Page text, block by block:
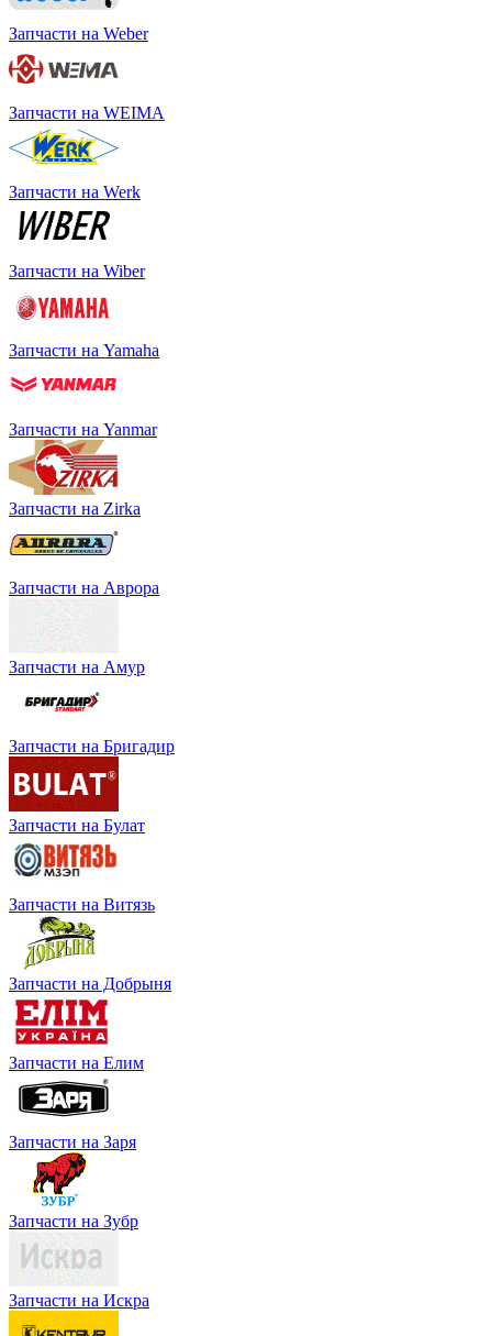
Запчасти на Weber
Запчасти на WEIMA
Запчасти на Werk
Запчасти на Wiber
Запчасти на Yamaha
Запчасти на Yanmar
Запчасти на Zirka
Запчасти на Аврора
Запчасти на Амур
Запчасти на Бригадир
Запчасти на Булат
Запчасти на Витязь
Запчасти на Добрыня
Запчасти на Елим
Запчасти на Заря
Запчасти на Зубр
Запчасти на Искра